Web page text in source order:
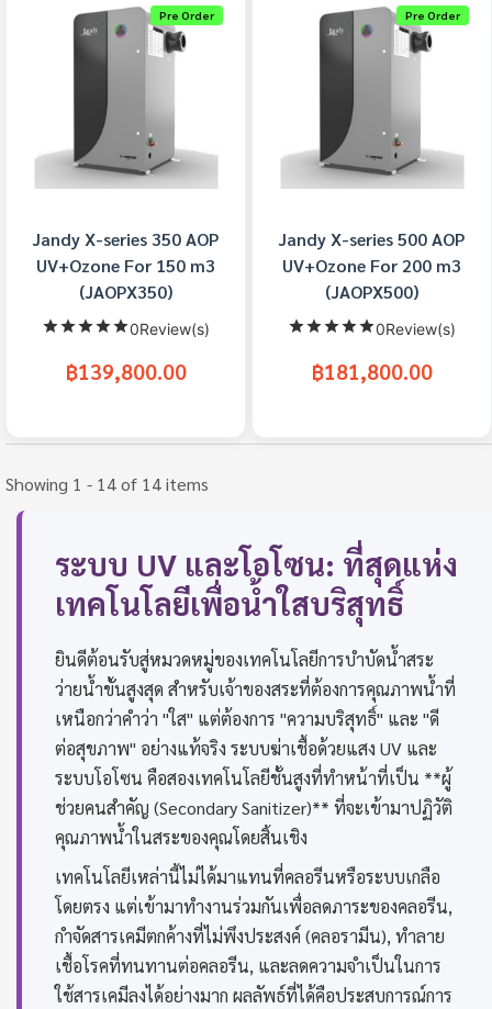
Pre Order
Jandy X-series 350 AOP
UV+Ozone For 150 m3
(JAOPX350)
0Review(s)
฿139,800.00
Pre Order
Jandy X-series 500 AOP
UV+Ozone For 200 m3
(JAOPX500)
0Review(s)
฿181,800.00
Showing 1 - 14 of 14 items
ระบบ UV และโอโซน: ที่สุดแห่ง
เทคโนโลยีเพื่อน้ำใสบริสุทธิ์
ยินดีต้อนรับสู่หมวดหมู่ของเทคโนโลยีการบำบัดน้ำสระ
ว่ายน้ำขั้นสูงสุด สำหรับเจ้าของสระที่ต้องการคุณภาพน้ำที่
เหนือกว่าคำว่า "ใส" แต่ต้องการ "ความบริสุทธิ์" และ "ดี
ต่อสุขภาพ" อย่างแท้จริง ระบบฆ่าเชื้อด้วยแสง UV และ
ระบบโอโซน คือสองเทคโนโลยีชั้นสูงที่ทำหน้าที่เป็น **ผู้
ช่วยคนสำคัญ (Secondary Sanitizer)** ที่จะเข้ามาปฏิวัติ
คุณภาพน้ำในสระของคุณโดยสิ้นเชิง
เทคโนโลยีเหล่านี้ไม่ได้มาแทนที่คลอรีนหรือระบบเกลือ
โดยตรง แต่เข้ามาทำงานร่วมกันเพื่อลดภาระของคลอรีน,
กำจัดสารเคมีตกค้างที่ไม่พึงประสงค์ (คลอรามีน), ทำลาย
เชื้อโรคที่ทนทานต่อคลอรีน, และลดความจำเป็นในการ
ใช้สารเคมีลงได้อย่างมาก ผลลัพธ์ที่ได้คือประสบการณ์การ